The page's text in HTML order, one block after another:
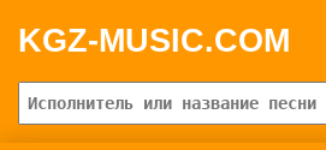
KGZ-MUSIC.COM